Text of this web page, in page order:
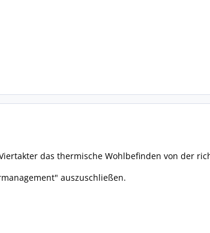
das thermische Wohlbefinden von der
auszuschließen.